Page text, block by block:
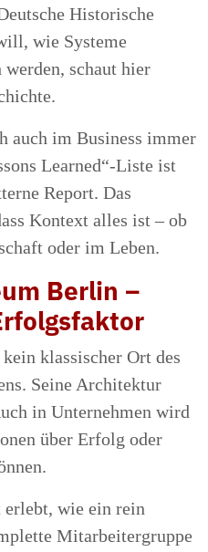
Historische
wie Systeme
schaut hier
auch im Business immer
Learned“-Liste ist
Report. Das
Kontext alles ist – ob
oder im Leben.
Berlin –
klassischer Ort des
Seine Architektur
in Unternehmen wird
über Erfolg oder
wie ein rein
Mitarbeitergruppe